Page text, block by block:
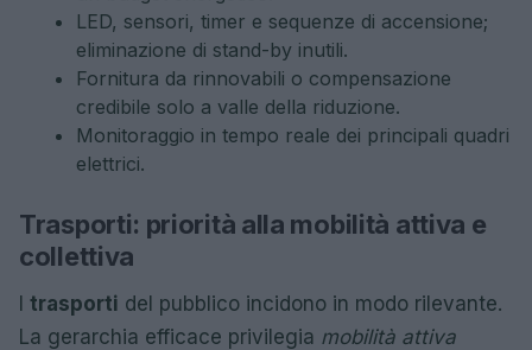
LED, sensori, timer e sequenze di accensione;
eliminazione di stand-by inutili.
Fornitura da rinnovabili o compensazione
credibile solo a valle della riduzione.
Monitoraggio in tempo reale dei principali quadri
elettrici.
Trasporti: priorità alla mobilità attiva e
collettiva
trasporti del pubblico incidono in modo rilevante.
La gerarchia efficace privilegia mobilità attiva